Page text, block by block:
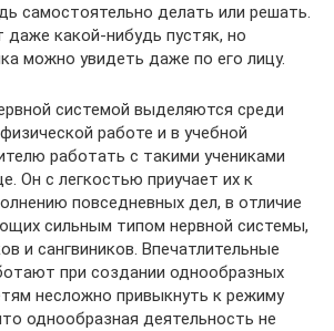
самостоятельно делать или решать.
даже какой-нибудь пустяк, но
можно увидеть даже по его лицу.
системой выделяются среди
работе и в учебной
работать с такими учениками
Он с легкостью приучает их к
повседневных дел, в отличие
сильным типом нервной системы,
и сангвиников. Впечатлительные
при создании однообразных
несложно привыкнуть к режиму
однообразная деятельность не